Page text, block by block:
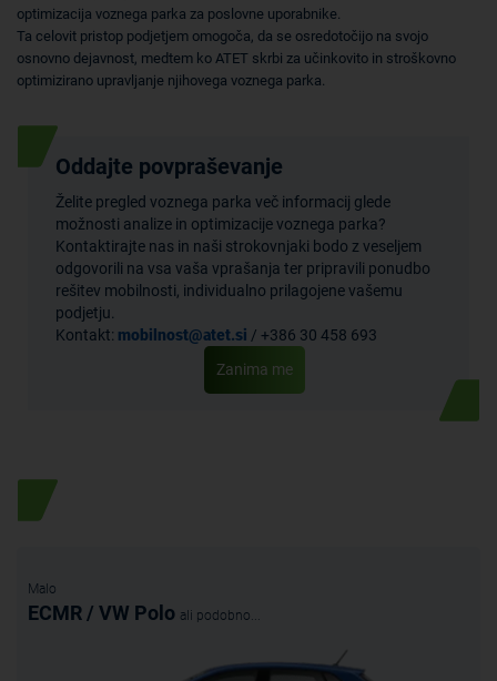
optimizacija voznega parka za poslovne uporabnike.
Ta celovit pristop podjetjem omogoča, da se osredotočijo na svojo
osnovno dejavnost, medtem ko ATET skrbi za učinkovito in stroškovno
optimizirano upravljanje njihovega voznega parka.
Oddajte povpraševanje
Želite pregled voznega parka več informacij glede
možnosti analize in optimizacije voznega parka?
Kontaktirajte nas in naši strokovnjaki bodo z veseljem
odgovorili na vsa vaša vprašanja ter pripravili ponudbo
rešitev mobilnosti, individualno prilagojene vašemu
podjetju.
Kontakt: mobilnost@atet.si / +386 30 458 693
Zanima me
Malo
ECMR / VW Polo ali podobno...